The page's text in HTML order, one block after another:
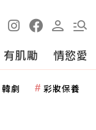
有肌勵 情慾愛
韓劇 彩妝保養